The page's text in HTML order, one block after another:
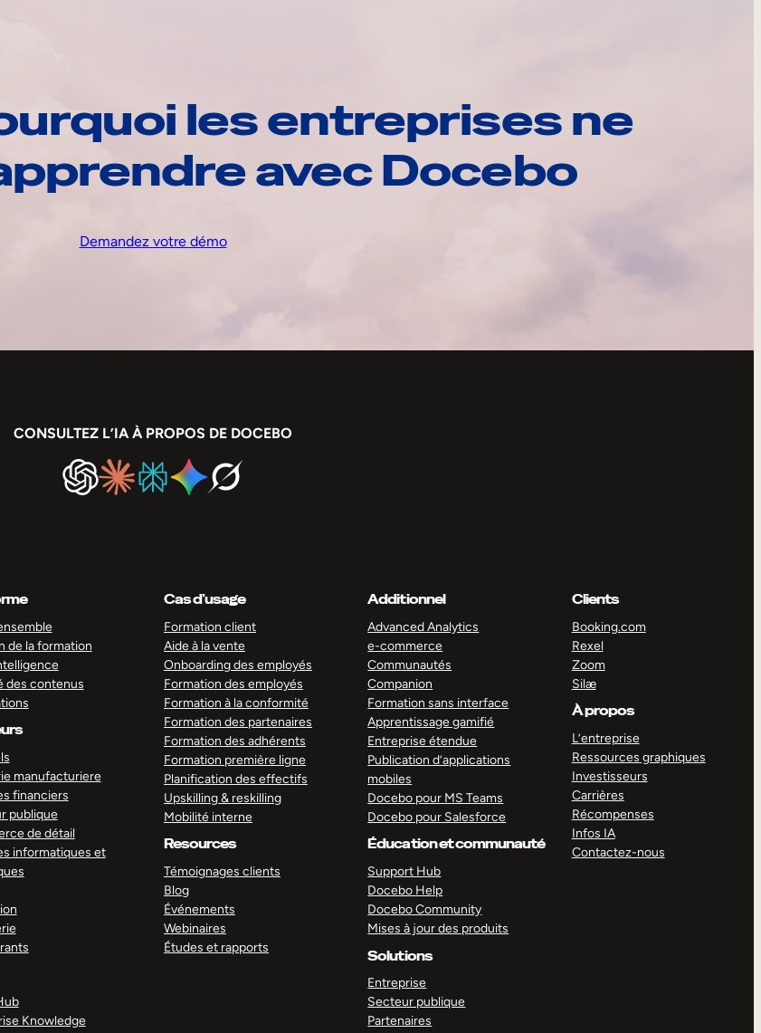
les entreprises ne
avec Docebo
Demandez votre démo
CONSULTEZ L’IA À PROPOS DE DOCEBO
de la formation
des contenus
manufacturiere
financiers
publique
de détail
informatiques et
Knowledge
Cas d’usage
Formation client
Aide à la vente
Onboarding des employés
Formation des employés
Formation à la conformité
Formation des partenaires
Formation des adhérents
Formation première ligne
Planification des effectifs
Upskilling & reskilling
Mobilité interne
Resources
Témoignages clients
Blog
Événements
Webinaires
Études et rapports
Additionnel
Advanced Analytics
e-commerce
Communautés
Companion
Formation sans interface
Apprentissage gamifié
Entreprise étendue
Publication d’applications
mobiles
Docebo pour MS Teams
Docebo pour Salesforce
Éducation et communauté
Support Hub
Docebo Help
Docebo Community
Mises à jour des produits
Solutions
Entreprise
Secteur publique
Partenaires
Clients
Booking.com
Rexel
Zoom
Silæ
À propos
L’entreprise
Ressources graphiques
Investisseurs
Carrières
Récompenses
Infos IA
Contactez-nous